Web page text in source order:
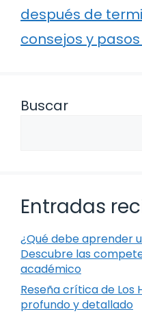
después de
consejos y
Buscar
Entradas
¿Qué debe aprender
Descubre las
académico
Reseña crítica de Los
profundo y detallado